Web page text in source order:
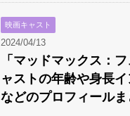
映画キャスト
2024/04/13
「マッドマックス：
ャストの年齢や身長
などのプロフィールま